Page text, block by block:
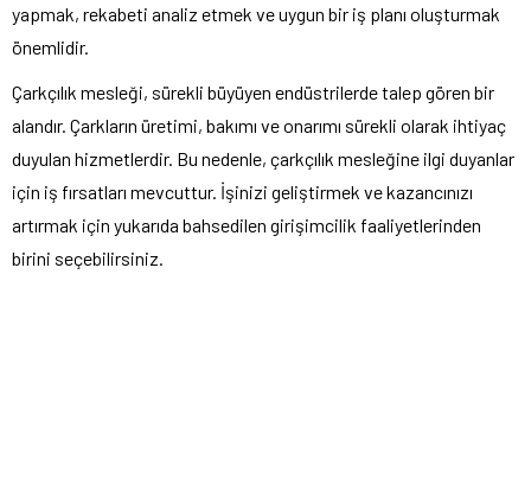
yapmak, rekabeti analiz etmek ve uygun bir iş planı oluşturmak
önemlidir.
Çarkçılık mesleği, sürekli büyüyen endüstrilerde talep gören bir
alandır. Çarkların üretimi, bakımı ve onarımı sürekli olarak ihtiyaç
duyulan hizmetlerdir. Bu nedenle, çarkçılık mesleğine ilgi duyanlar
için iş fırsatları mevcuttur. İşinizi geliştirmek ve kazancınızı
artırmak için yukarıda bahsedilen girişimcilik faaliyetlerinden
birini seçebilirsiniz.